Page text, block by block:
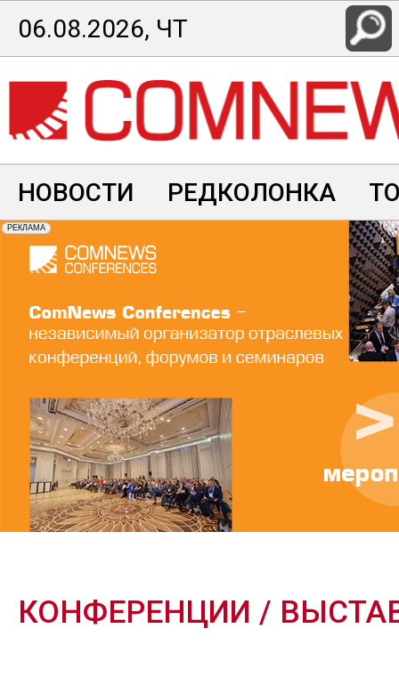
Перейти
к
основному
содержанию
06.08.2026, ЧТ
НОВОСТИ РЕДКОЛОНКА
КОНФЕРЕНЦИИ /